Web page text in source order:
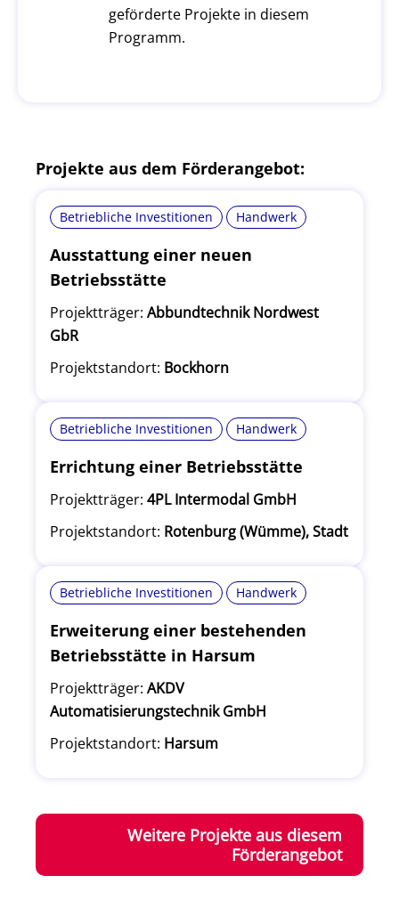
geförderte Projekte in diesem
Programm.
Projekte aus dem Förderangebot:
Betriebliche Investitionen Handwerk
Ausstattung einer neuen
Betriebsstätte
Projektträger: Abbundtechnik Nordwest
GbR
Projektstandort: Bockhorn
Betriebliche Investitionen Handwerk
Errichtung einer Betriebsstätte
Projektträger: 4PL Intermodal GmbH
Projektstandort: Rotenburg (Wümme), Stadt
Betriebliche Investitionen Handwerk
Erweiterung einer bestehenden
Betriebsstätte in Harsum
Projektträger: AKDV
Automatisierungstechnik GmbH
Projektstandort: Harsum
Weitere Projekte aus diesem
Förderangebot